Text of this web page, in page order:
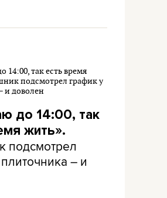
до 14:00, так
жить».
подсмотрел
– и